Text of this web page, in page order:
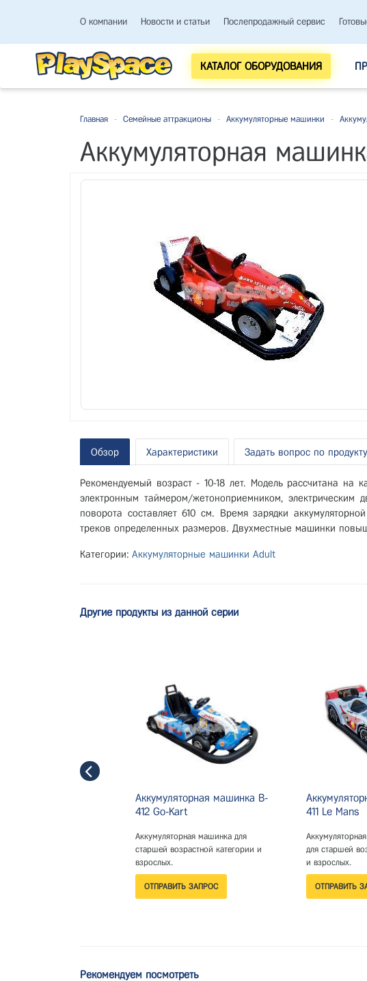
О компании Новости и статьи Послепродажный сервис
КАТАЛОГ ОБОРУДОВАНИЯ
Главная - Семейные аттракционы - Аккумуляторные машинки -
Аккумуляторная
Обзор Характеристики Задать вопрос по продукту
Рекомендуемый возраст - 10-18 лет. Модель рассчитана на
электронным таймером/жетоноприемником, электрическим
поворота составляет 610 см. Время зарядки
треков определенных размеров. Двухместные машинки
Категории: Аккумуляторные машинки Adult
Другие продукты из данной серии
Аккумуляторная машинка B-
412 Go-Kart
Аккумуляторная машинка для
старшей возрастной категории и
взрослых.
411 Le Mans
для старшей
и взрослых.
Рекомендуем посмотреть